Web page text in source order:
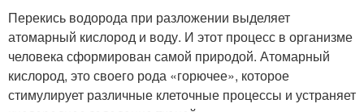
Перекись водорода при разложении выделяет
атомарный кислород и воду. И этот процесс в организме
человека сформирован самой природой. Атомарный
кислород, это своего рода «горючее», которое
стимулирует различные клеточные процессы и устраняет